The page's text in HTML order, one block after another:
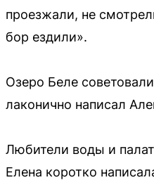
проезжали, не
бор ездили».
Озеро Беле
лаконично написал
Любители воды и
Елена коротко